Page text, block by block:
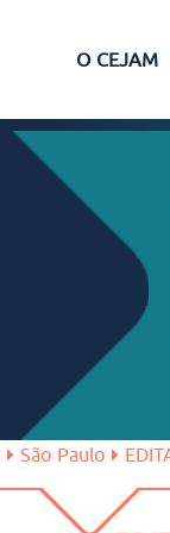
O CEJAM
Vasconcelos
dos Campos
São Paulo